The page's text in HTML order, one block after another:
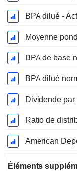
BPA dilué -
BPA de base
BPA dilué
Dividende par
Ratio de
American
Éléments